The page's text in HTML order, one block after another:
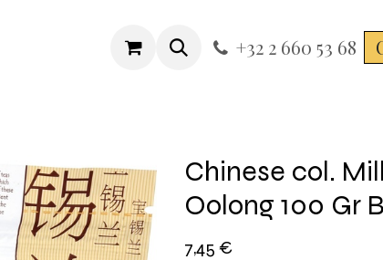
+32 2 660 53 68
Chinese col.
Oolong 100 Gr
7,45 €